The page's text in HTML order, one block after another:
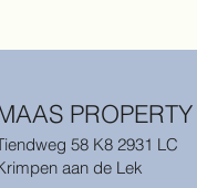
58 K8 2931 LC
aan de Lek